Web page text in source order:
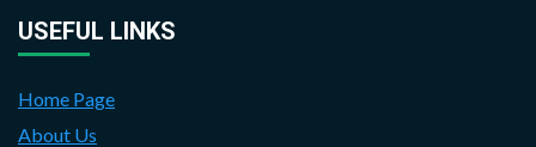
USEFUL LINKS
Home Page
About Us